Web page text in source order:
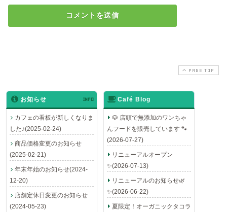
PAGE TOP
お知らせ INFO
カフェの看板が新しくなりま
した♪(2025-02-24)
商品価格変更のお知らせ
(2025-02-21)
年末年始のお知らせ(2024-
12-20)
店舗定休日変更のお知らせ
(2024-05-23)
Café Blog
🐶 店頭で無添加のワンちゃ
んフードを販売しています 🐾
(2026-07-27)
リニューアルオープン
✨(2026-07-13)
リニューアルのお知らせ🌿
✨(2026-06-22)
夏限定！オーガニックタコラ